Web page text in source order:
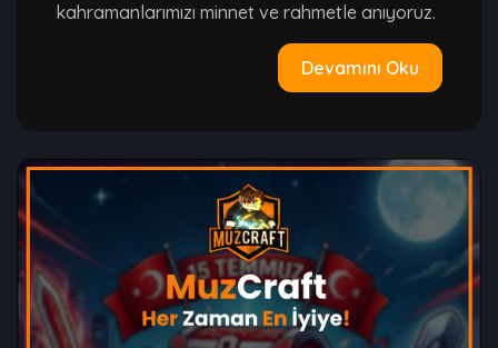
kahramanlarımızı minnet ve rahmetle anıyoruz.
Devamını Oku